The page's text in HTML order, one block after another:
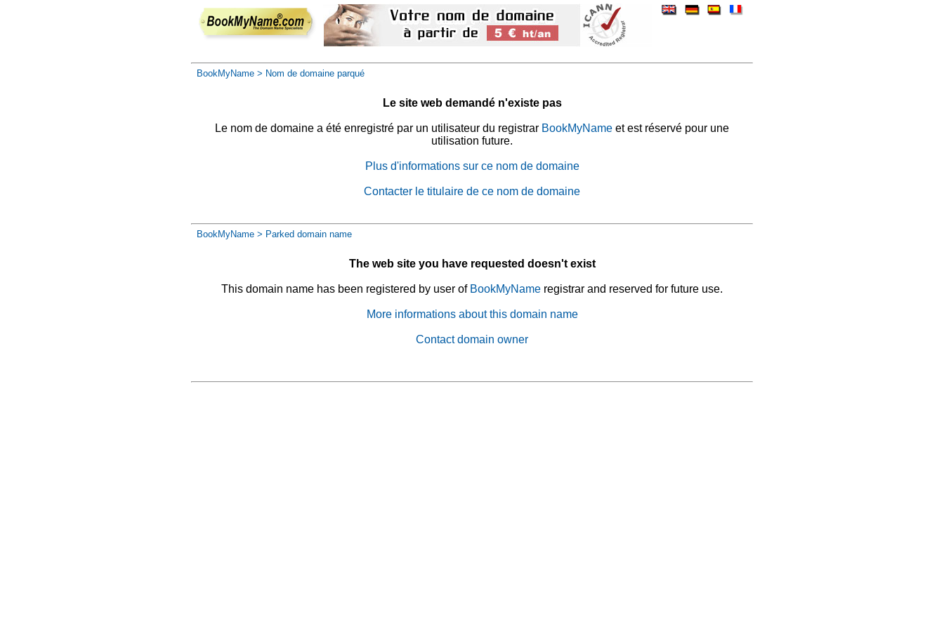
BookMyName > Nom de domaine parqué
Le site web demandé n'existe pas
Le nom de domaine a été enregistré par un utilisateur du registrar BookMyName et est réservé pour une
utilisation future.
Plus d'informations sur ce nom de domaine
Contacter le titulaire de ce nom de domaine
BookMyName > Parked domain name
The web site you have requested doesn't exist
This domain name has been registered by user of BookMyName registrar and reserved for future use.
More informations about this domain name
Contact domain owner